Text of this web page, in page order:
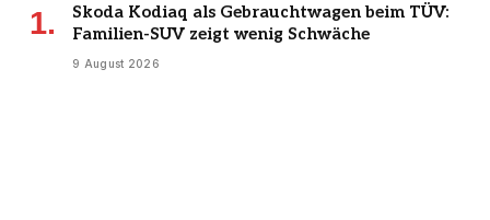
Skoda Kodiaq als Gebrauchtwagen beim TÜV:
Familien-SUV zeigt wenig Schwäche
9 August 2026